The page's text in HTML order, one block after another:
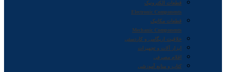
قطعات الکترونیک
Electronic Components
قطعات مکانیک
Mechanic Components
خلاقیت اریگامی و کاردستی
ابزار آلات و تجهیزات
اقلام مصرفی
کتاب و منابع آموزشی